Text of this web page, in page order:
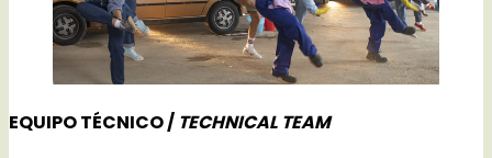
EQUIPO TÉCNICO / TECHNICAL TEAM